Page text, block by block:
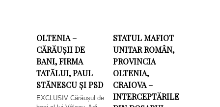
OLTENIA –
CĂRĂUȘII DE
BANI, FIRMA
TATĂLUI, PAUL
STĂNESCU ȘI PSD
EXCLUSIV Cărăușul de
STATUL MAFIOT
UNITAR ROMÂN,
PROVINCIA
OLTENIA,
CRAIOVA –
INTERCEPTĂRILE